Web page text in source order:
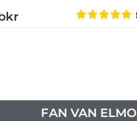
FAN VAN ELMO